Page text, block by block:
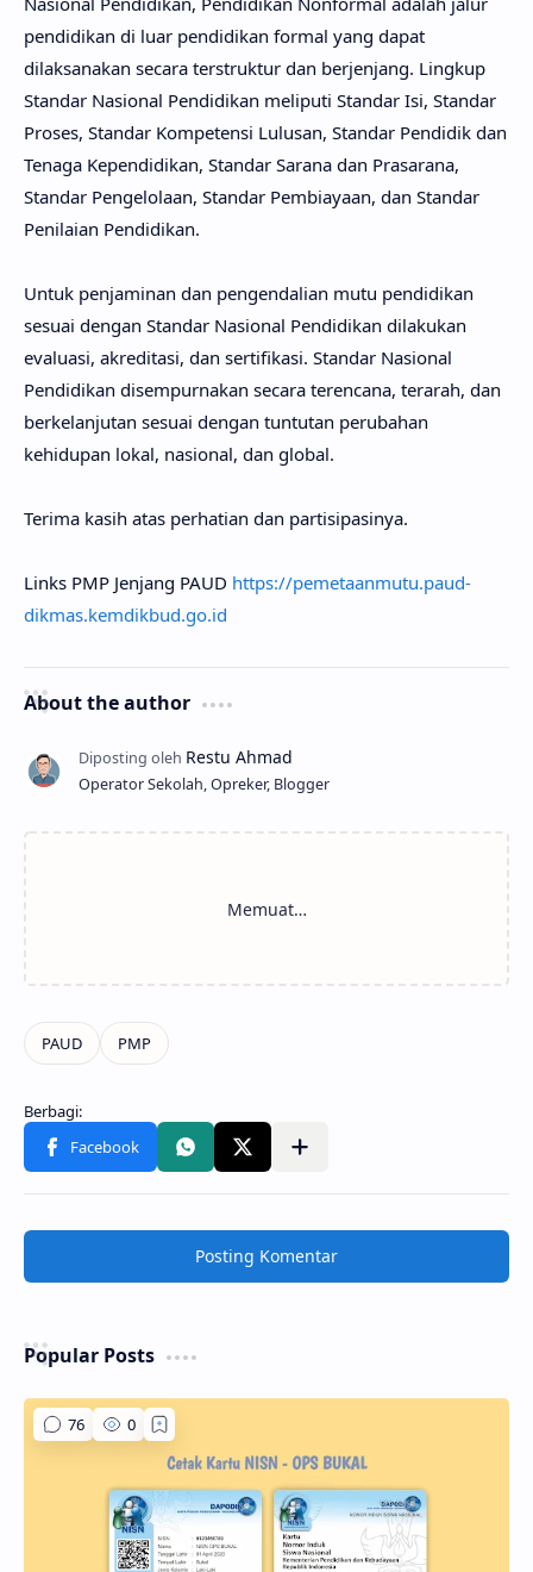
pendidikan di luar pendidikan formal yang dapat
dilaksanakan secara terstruktur dan berjenjang. Lingkup
Standar Nasional Pendidikan meliputi Standar Isi, Standar
Proses, Standar Kompetensi Lulusan, Standar Pendidik dan
Tenaga Kependidikan, Standar Sarana dan Prasarana,
Standar Pengelolaan, Standar Pembiayaan, dan Standar
Penilaian Pendidikan.
Untuk penjaminan dan pengendalian mutu pendidikan
sesuai dengan Standar Nasional Pendidikan dilakukan
evaluasi, akreditasi, dan sertifikasi. Standar Nasional
Pendidikan disempurnakan secara terencana, terarah, dan
berkelanjutan sesuai dengan tuntutan perubahan
kehidupan lokal, nasional, dan global.
Terima kasih atas perhatian dan partisipasinya.
Links PMP Jenjang PAUD https://pemetaanmutu.paud-
dikmas.kemdikbud.go.id
About the author
Operator Sekolah, Opreker, Blogger
Posting Komentar
Popular Posts